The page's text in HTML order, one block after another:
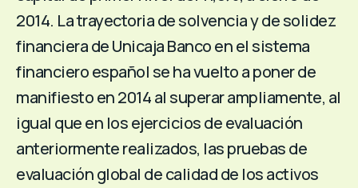
2014. La trayectoria de solvencia y de solidez
financiera de Unicaja Banco en el sistema
financiero español se ha vuelto a poner de
manifiesto en 2014 al superar ampliamente, al
igual que en los ejercicios de evaluación
anteriormente realizados, las pruebas de
evaluación global de calidad de los activos